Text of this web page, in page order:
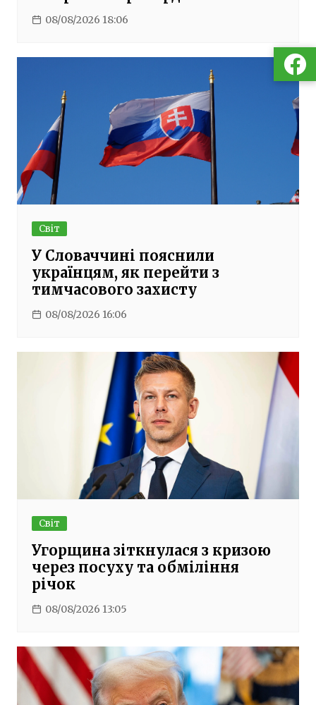
08/08/2026 18:06
Світ
У Словаччині пояснили
українцям, як перейти з
тимчасового захисту
08/08/2026 16:06
Світ
Угорщина зіткнулася з кризою
через посуху та обміління
річок
08/08/2026 13:05